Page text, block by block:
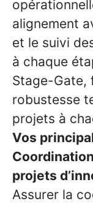
alignement
et le suivi
à chaque
Stage-Gate,
robustesse
projets à
Vos
projets
Assurer la